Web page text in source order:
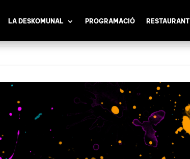
LA DESKOMUNAL PROGRAMACIÓ RESTAURANT